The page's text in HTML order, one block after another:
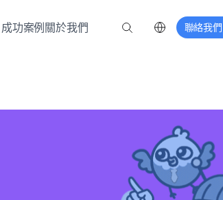
成功案例 關於我們 聯絡我們